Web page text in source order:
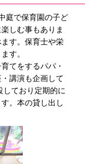
庭で保育園の子ど
しむ事もありま
す。保育士や栄
す。
てをするパパ・
講演も企画して
しており定期的に
。本の貸し出し